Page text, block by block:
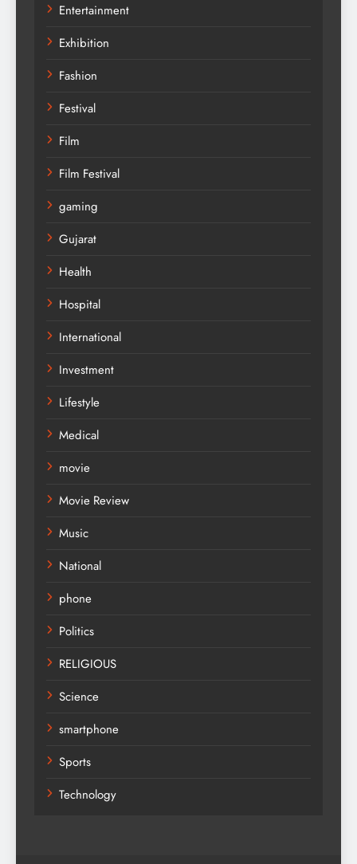
Entertainment
Exhibition
Fashion
Festival
Film
Film Festival
gaming
Gujarat
Health
Hospital
International
Investment
Lifestyle
Medical
movie
Movie Review
Music
National
phone
Politics
RELIGIOUS
Science
smartphone
Sports
Technology